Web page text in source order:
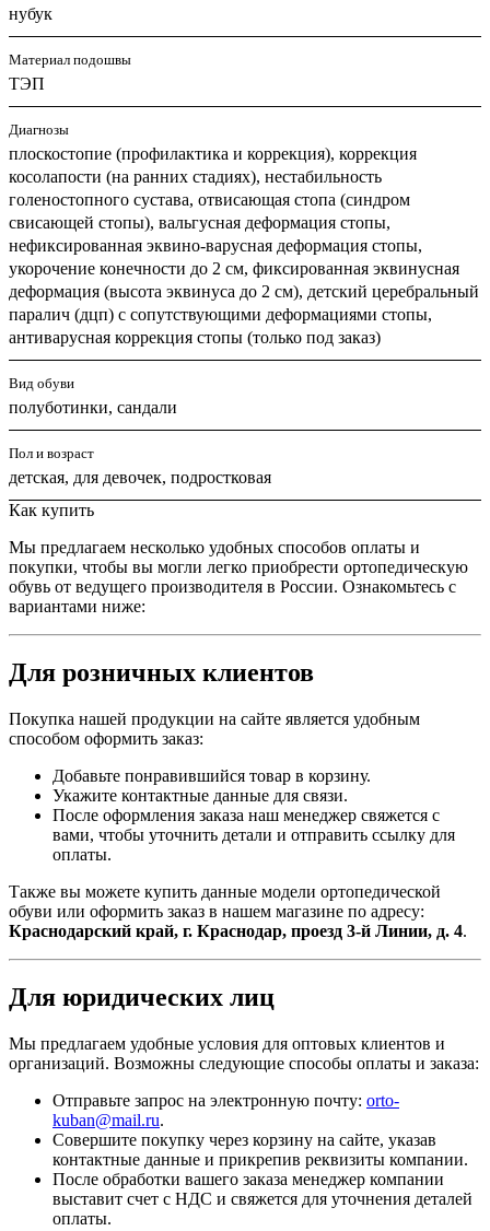
нубук
Материал подошвы
ТЭП
Диагнозы
плоскостопие (профилактика и коррекция), коррекция
косолапости (на ранних стадиях), нестабильность
голеностопного сустава, отвисающая стопа (синдром
свисающей стопы), вальгусная деформация стопы,
нефиксированная эквино-варусная деформация стопы,
укорочение конечности до 2 см, фиксированная эквинусная
деформация (высота эквинуса до 2 см), детский церебральный
паралич (дцп) с сопутствующими деформациями стопы,
антиварусная коррекция стопы (только под заказ)
Вид обуви
полуботинки, сандали
Пол и возраст
детская, для девочек, подростковая
Как купить
Мы предлагаем несколько удобных способов оплаты и
покупки, чтобы вы могли легко приобрести ортопедическую
обувь от ведущего производителя в России. Ознакомьтесь с
вариантами ниже:
Для розничных клиентов
Покупка нашей продукции на сайте является удобным
способом оформить заказ:
Добавьте понравившийся товар в корзину.
Укажите контактные данные для связи.
После оформления заказа наш менеджер свяжется с
вами, чтобы уточнить детали и отправить ссылку для
оплаты.
Также вы можете купить данные модели ортопедической
обуви или оформить заказ в нашем магазине по адресу:
Краснодарский край, г. Краснодар, проезд 3-й Линии, д. 4.
Для юридических лиц
Мы предлагаем удобные условия для оптовых клиентов и
организаций. Возможны следующие способы оплаты и заказа:
Отправьте запрос на электронную почту: orto-
kuban@mail.ru.
Совершите покупку через корзину на сайте, указав
контактные данные и прикрепив реквизиты компании.
После обработки вашего заказа менеджер компании
выставит счет с НДС и свяжется для уточнения деталей
оплаты.